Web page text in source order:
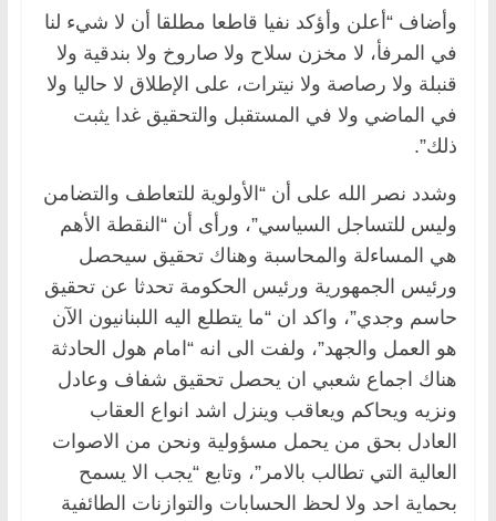
وأضاف “أعلن وأؤكد نفيا قاطعا مطلقا أن لا شيء لنا
في المرفأ، لا مخزن سلاح ولا صاروخ ولا بندقية ولا
قنبلة ولا رصاصة ولا نيترات، على الإطلاق لا حاليا ولا
في الماضي ولا في المستقبل والتحقيق غدا يثبت
ذلك”.
وشدد نصر الله على أن “الأولوية للتعاطف والتضامن
وليس للتساجل السياسي”، ورأى أن “النقطة الأهم
هي المساءلة والمحاسبة وهناك تحقيق سيحصل
ورئيس الجمهورية ورئيس الحكومة تحدثا عن تحقيق
حاسم وجدي”، واكد ان “ما يتطلع اليه اللبنانيون الآن
هو العمل والجهد”، ولفت الى انه “امام هول الحادثة
هناك اجماع شعبي ان يحصل تحقيق شفاف وعادل
ونزيه ويحاكم ويعاقب وينزل اشد انواع العقاب
العادل بحق من يحمل مسؤولية ونحن من الاصوات
العالية التي تطالب بالامر”، وتابع “يجب الا يسمح
بحماية احد ولا لحظ الحسابات والتوازنات الطائفية